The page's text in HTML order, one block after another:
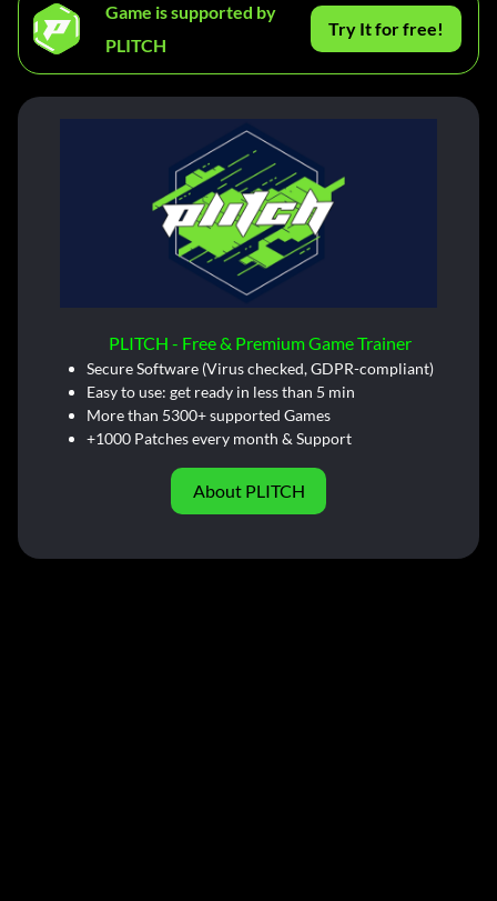
Game is supported by
PLITCH
Try It for free!
PLITCH - Free & Premium Game Trainer
Secure Software (Virus checked, GDPR-compliant)
Easy to use: get ready in less than 5 min
More than 5300+ supported Games
+1000 Patches every month & Support
About PLITCH